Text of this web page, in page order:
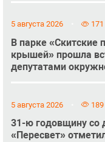
5 августа 2026 171
В парке «Скитские
крышей» прошла
депутатами
5 августа 2026 189
31-ю годовщину со
«Пересвет»